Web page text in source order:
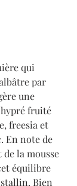
qui
par
une
fruité
freesia et
En note de
la mousse
équilibre
Bien